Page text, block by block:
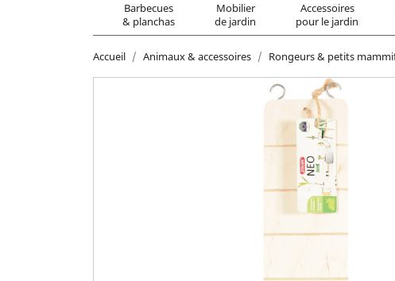
Barbecues
& planchas
Mobilier
de jardin
Accessoires
pour le jardin
Accueil Animaux & accessoires Rongeurs & petits